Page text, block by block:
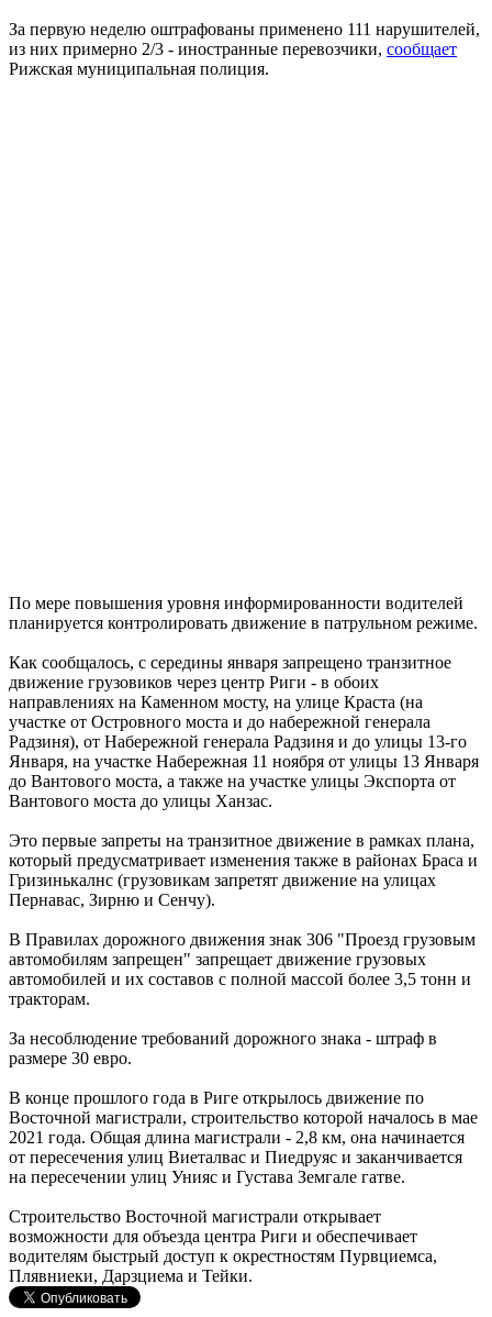
За первую неделю оштрафованы применено 111 нарушителей,
из них примерно 2/3 - иностранные перевозчики, сообщает
Рижская муниципальная полиция.
По мере повышения уровня информированности водителей
планируется контролировать движение в патрульном режиме.
Как сообщалось, с середины января запрещено транзитное
движение грузовиков через центр Риги - в обоих
направлениях на Каменном мосту, на улице Краста (на
участке от Островного моста и до набережной генерала
Радзиня), от Набережной генерала Радзиня и до улицы 13-го
Января, на участке Набережная 11 ноября от улицы 13 Января
до Вантового моста, а также на участке улицы Экспорта от
Вантового моста до улицы Ханзас.
Это первые запреты на транзитное движение в рамках плана,
который предусматривает изменения также в районах Браса и
Гризинькалнс (грузовикам запретят движение на улицах
Пернавас, Зирню и Сенчу).
В Правилах дорожного движения знак 306 "Проезд грузовым
автомобилям запрещен" запрещает движение грузовых
автомобилей и их составов с полной массой более 3,5 тонн и
тракторам.
За несоблюдение требований дорожного знака - штраф в
размере 30 евро.
В конце прошлого года в Риге открылось движение по
Восточной магистрали, строительство которой началось в мае
2021 года. Общая длина магистрали - 2,8 км, она начинается
от пересечения улиц Виеталвас и Пиедруяс и заканчивается
на пересечении улиц Унияс и Густава Земгале гатве.
Строительство Восточной магистрали открывает
возможности для объезда центра Риги и обеспечивает
водителям быстрый доступ к окрестностям Пурвциемса,
Плявниеки, Дарзциема и Тейки.